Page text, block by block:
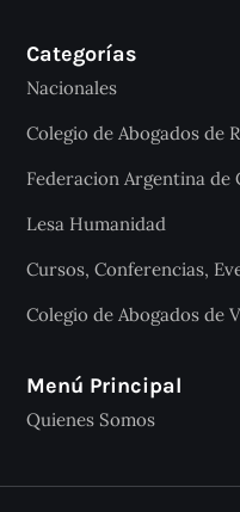
Categorías
Nacionales
Colegio de Abogados de
Federacion Argentina de
Lesa Humanidad
Cursos, Conferencias,
Colegio de Abogados de
Menú Principal
Quienes Somos